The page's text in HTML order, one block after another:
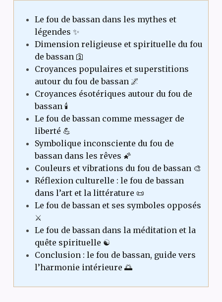
Le fou de bassan dans les mythes et
légendes ✨
Dimension religieuse et spirituelle du fou
de bassan 🛐
Croyances populaires et superstitions
autour du fou de bassan 🌌
Croyances ésotériques autour du fou de
bassan 🕯️
Le fou de bassan comme messager de
liberté 💪
Symbolique inconsciente du fou de
bassan dans les rêves 🌠
Couleurs et vibrations du fou de bassan 🎨
Réflexion culturelle : le fou de bassan
dans l’art et la littérature 📜
Le fou de bassan et ses symboles opposés
⚔️
Le fou de bassan dans la méditation et la
quête spirituelle ☯️
Conclusion : le fou de bassan, guide vers
l’harmonie intérieure 🌅